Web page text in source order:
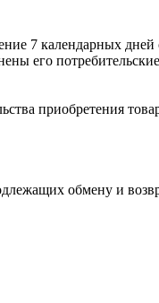
7 календарных дней
его
приобретения
обмену и